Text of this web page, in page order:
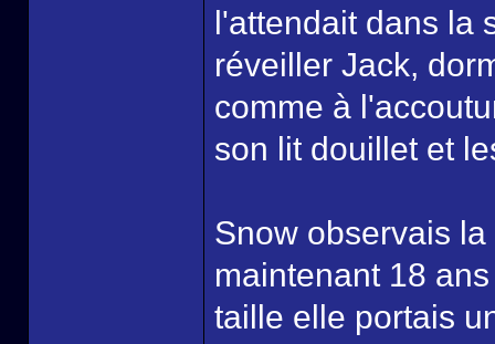
l'attendait dans la
réveiller Jack,
comme à
son lit douillet et
Snow observais
maintenant 18
taille elle portais